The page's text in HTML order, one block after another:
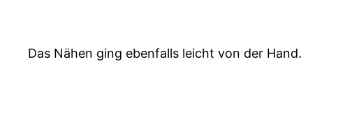
Das Nähen ging ebenfalls leicht von der Hand.